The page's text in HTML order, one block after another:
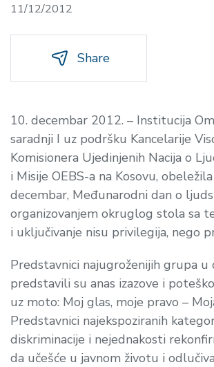
11/12/2012
Share
10. decembar 2012. – Institucija
saradnji I uz podršku Kancelarije
Komisionera Ujedinjenih Nacija o
i Misije OEBS-a na Kosovu,
decembar, Međunarodni dan o
organizovanjem okruglog stola sa
i uključivanje nisu privilegija, nego
Predstavnici najugroženijih grupa
predstavili su anas izazove i
uz moto: Moj glas, moje pravo –
Predstavnici najekspoziranih
diskriminacije i nejednakosti
da učešće u javnom životu i